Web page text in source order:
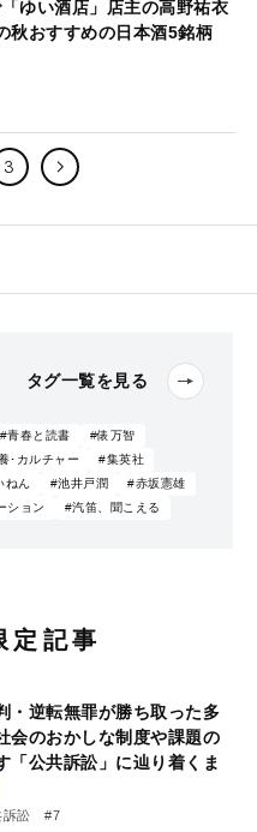
ゆい酒店」店主の高野祐衣
秋おすすめの日本酒5銘柄
3
タグ一覧を見る
#青春と読書
#俵万智
･カルチャー
#集英社
ねん #池井戸潤
#赤坂憲雄
ション #汽笛、聞こえる
定記事
・逆転無罪が勝ち取った多
会のおかしな制度や課題の
「公共訴訟」に辿り着くま
訴訟 #7